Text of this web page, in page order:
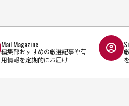
Mail Magazine
編集部おすすめの厳選記事や有
用情報を定期的にお届け